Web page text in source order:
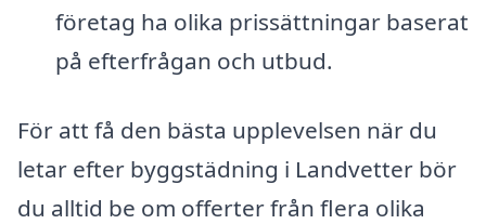
företag ha olika prissättningar baserat
på efterfrågan och utbud.
För att få den bästa upplevelsen när du
letar efter byggstädning i Landvetter bör
du alltid be om offerter från flera olika